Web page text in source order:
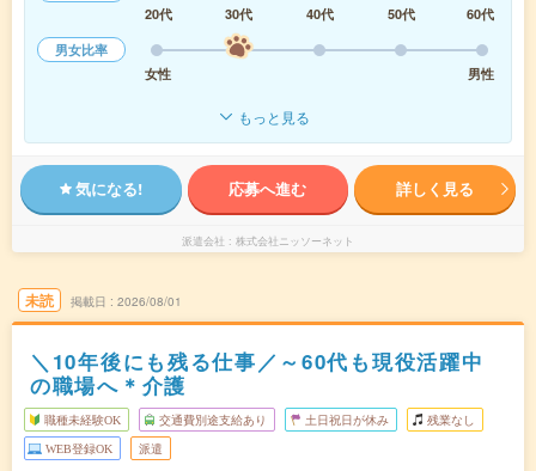
20代
30代 40代 50代
60代
男女比率
女性
男性
もっと見る
気になる! 応募へ進む 詳しく見る
派遣会社 株式会社ニッソーネット
未読 掲載日 2026/08/01
＼10年後にも残る仕事／～60代も現役活躍中
の職場へ＊介護
職種未経験OK 交通費別途支給あり 土日祝日が休み 残業なし
WEB登録OK 派遣